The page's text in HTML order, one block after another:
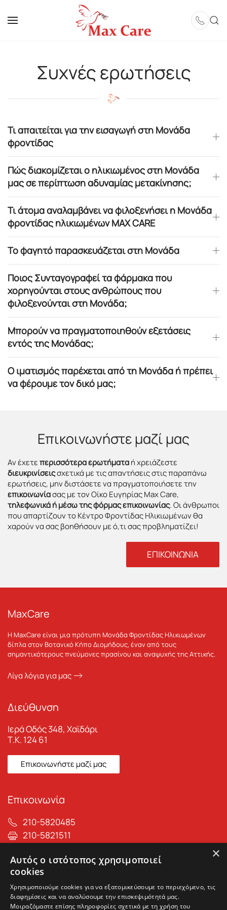
Skip to main content
Συχνές ερωτήσεις
Τι απαιτείται για την εισαγωγή στη Μονάδα
φροντίδας
Πώς διακομίζεται ο ηλικιωμένος στη Μονάδα
μας σε περίπτωση αδυναμίας μετακίνησης;
Τι άτομα αναλαμβάνει να φιλοξενήσει η Μονάδα
φροντίδας ηλικιωμένων MAX CARE
Το φαγητό παρασκευάζεται στη Μονάδα
Ποιος Συνταγογραφεί τα φάρμακα που
χορηγούνται στους ανθρώπους που
φιλοξενούνται στη Μονάδα;
Μπορούν να πραγματοποιηθούν εξετάσεις
εντός της Μονάδας;
Ο ιματισμός παρέχεται από τη Μονάδα ή πρέπει
να φέρουμε τον δικό μας;
Επικοινωνήστε μαζί μας
Αν έχετεπερισσότερα ερωτήματαή χρειάζεστε
διευκρινίσειςσχετικά με τις απαντήσεις στις παραπάνω
ερωτήσεις, μην διστάσετε να πραγματοποιήσετε την
επικοινωνίασας με τον Οίκο Ευγηρίας Max Care,
τηλεφωνικά ή μέσω της φόρμας επικοινωνίας. Οι άνθρωποι
που απαρτίζουν το Κέντρο Φροντίδας Ηλικιωμένων θα
χαρούν να σας βοηθήσουν με ό,τι σας προβληματίζει!
ΕΠΙΚΟΙΝΩΝΙΑ
MaxCare
Η MaxCare είναι μια πρότυπη Μονάδα Φροντίδας Ηλικιωμένων
δίπλα στον Βοτανικό Κήπο Διομήδους, έναν από τους
σημαντικότερους πνεύμονες πρασίνου και αναψυχής της Αττικής.
Λίγα λόγια για μας
Διεύθυνση
Ιερά Οδός 348, Χαϊδάρι
Τ.Κ. 124 61
Επικοινωνήστε μαζί μας
Επικοινωνία
210-5820485
210-5821511
×
Αυτός ο ιστότοπος χρησιμοποιεί
cookies
Χρησιμοποιούμε cookies για να εξατομικεύσουμε το περιεχόμενο, τις
διαφημίσεις και να αναλύσουμε την επισκεψιμότητά μας.
Μοιραζόμαστε επίσης πληροφορίες σχετικά με τη χρήση του